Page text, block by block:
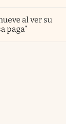
al ver su
paga”